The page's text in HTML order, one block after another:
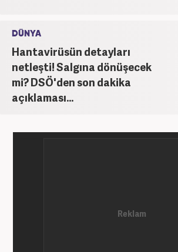
DÜNYA
Hantavirüsün detayları
netleşti! Salgına dönüşecek
mi? DSÖ'den son dakika
açıklaması...